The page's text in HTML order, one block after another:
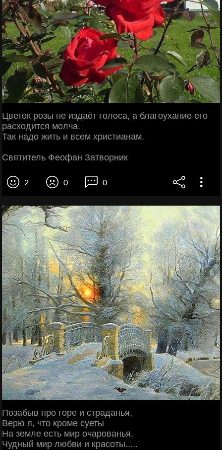
Цветок розы не издаёт голоса, а благоухание его
расходится молча.
Так надо жить и всем христианам.
Святитель Феофан Затворник
2 0 0
Позабыв про горе и страданья,
Верю я, что кроме суеты
На земле есть мир очарованья,
Чудный мир любви и красоты.....